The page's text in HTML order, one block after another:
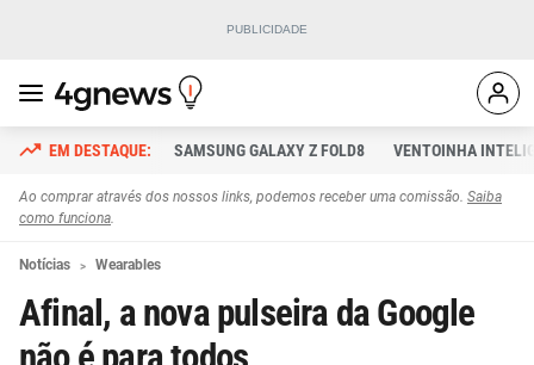
SAMSUNG GALAXY Z FOLD8 VENTOINHA
Ao comprar através dos nossos links, podemos receber uma comissão. Saiba
como funciona.
Notícias Wearables
Afinal, a nova pulseira da Google